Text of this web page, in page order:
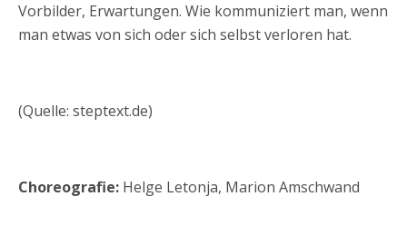
Vorbilder, Erwartungen. Wie kommuniziert man, wenn
man etwas von sich oder sich selbst verloren hat.
(Quelle: steptext.de)
Choreografie: Helge Letonja, Marion Amschwand